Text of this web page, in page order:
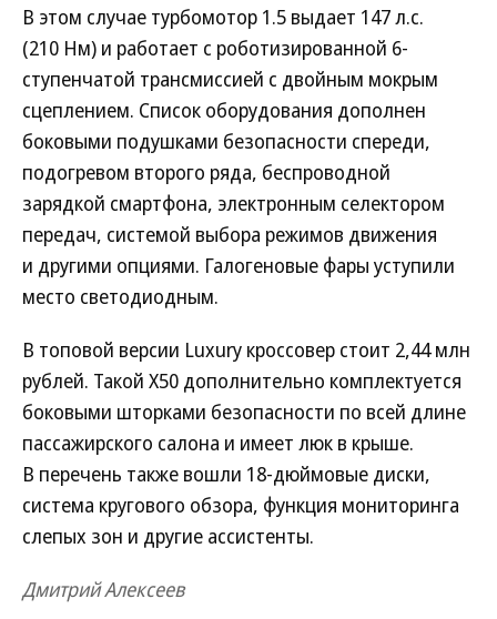
В этом случае турбомотор 1.5 выдает 147 л.с.
(210 Нм) и работает с роботизированной 6-
ступенчатой трансмиссией с двойным мокрым
сцеплением. Список оборудования дополнен
боковыми подушками безопасности спереди,
подогревом второго ряда, беспроводной
зарядкой смартфона, электронным селектором
передач, системой выбора режимов движения
и другими опциями. Галогеновые фары уступили
место светодиодным.
В топовой версии Luxury кроссовер стоит 2,44 млн
рублей. Такой X50 дополнительно комплектуется
боковыми шторками безопасности по всей длине
пассажирского салона и имеет люк в крыше.
В перечень также вошли 18-дюймовые диски,
система кругового обзора, функция мониторинга
слепых зон и другие ассистенты.
Дмитрий Алексеев